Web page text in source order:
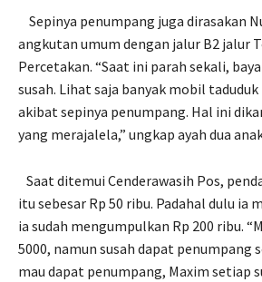
Sepinya penumpang juga dirasakan
angkutan umum dengan jalur B2 jalur
Percetakan. “Saat ini parah sekali,
susah. Lihat saja banyak mobil
akibat sepinya penumpang. Hal ini
yang merajalela,” ungkap ayah dua
Saat ditemui Cenderawasih Pos,
itu sebesar Rp 50 ribu. Padahal dulu ia
ia sudah mengumpulkan Rp 200 ribu.
5000, namun susah dapat penumpang
mau dapat penumpang, Maxim setiap